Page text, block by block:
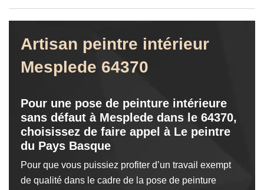
Artisan peintre intérieur
Mesplede 64370
Pour une pose de peinture intérieure
sans défaut à Mesplede dans le 64370,
choisissez de faire appel à Le peintre
du Pays Basque
Pour que vous puissiez profiter d’un travail exempt
de qualité dans le cadre de la pose de peinture